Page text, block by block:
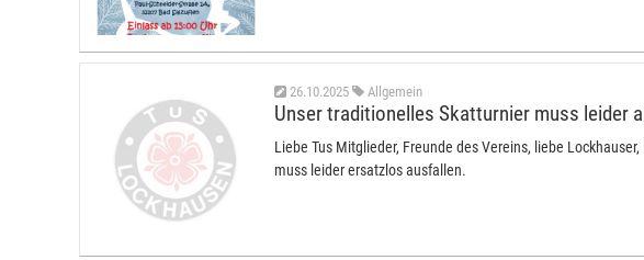
26.10.2025 Allgemein
Unser traditionelles Skatturnier muss leider
Liebe Tus Mitglieder, Freunde des Vereins, liebe
muss leider ersatzlos ausfallen.